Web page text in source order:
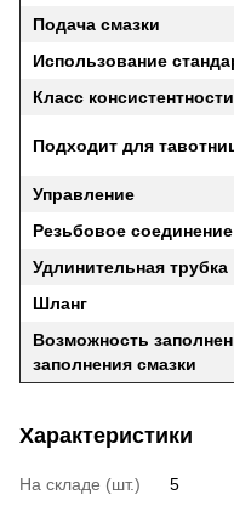
Подача смазки
Использование
Класс
Подходит для
Управление
Резьбовое
Удлинительная трубка
Шланг
Возможность
заполнения смазки
Характеристики
На складе (шт.)
5